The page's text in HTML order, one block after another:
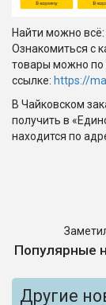
Найти можно всё:
Ознакомиться с
товары можно
ссылке: https://
В Чайковском
получить в
находится по
Популярные
Другие